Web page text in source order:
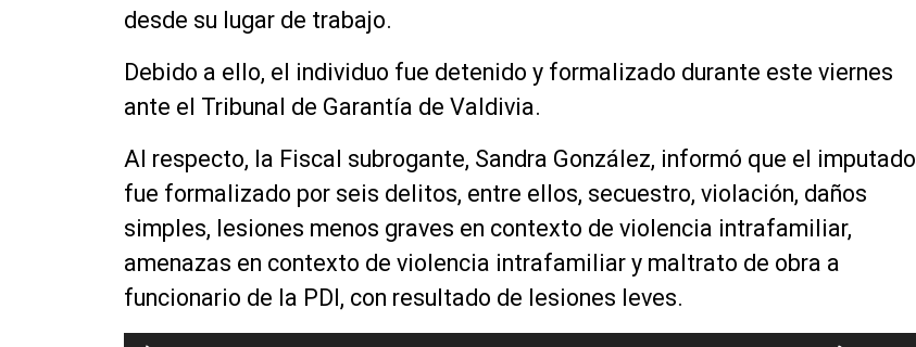
desde su lugar de trabajo.
Debido a ello, el individuo fue detenido y formalizado durante este viernes
ante el Tribunal de Garantía de Valdivia.
Al respecto, la Fiscal subrogante, Sandra González, informó que el imputado
fue formalizado por seis delitos, entre ellos, secuestro, violación, daños
simples, lesiones menos graves en contexto de violencia intrafamiliar,
amenazas en contexto de violencia intrafamiliar y maltrato de obra a
funcionario de la PDI, con resultado de lesiones leves.